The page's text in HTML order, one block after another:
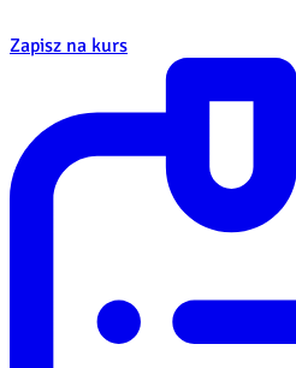
Zapisz na kurs